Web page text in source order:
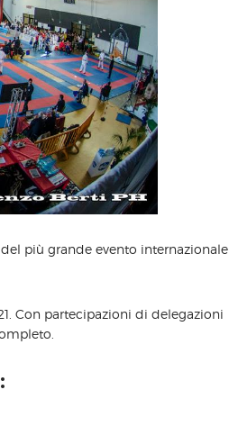
più grande evento internazionale
Con partecipazioni di delegazioni